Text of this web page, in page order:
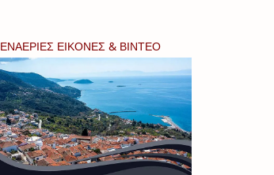
ΕΝΑΕΡΙΕΣ ΕΙΚΟΝΕΣ & ΒΙΝΤΕΟ